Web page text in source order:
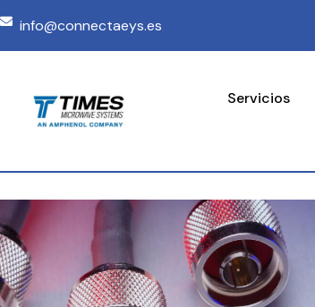
info@connectaeys.es
Servicios